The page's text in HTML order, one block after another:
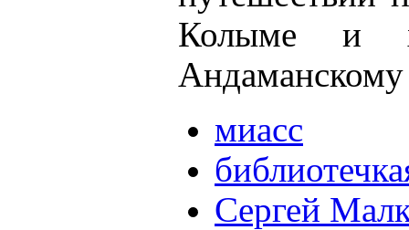
Колыме и
миасс
Сергей